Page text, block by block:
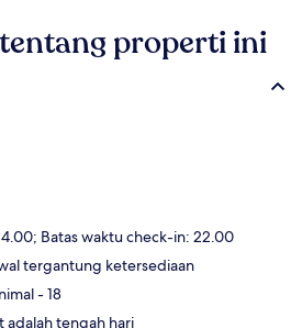
properti ini
Batas waktu check-in: 22.00
tergantung ketersediaan
- 18
adalah tengah hari